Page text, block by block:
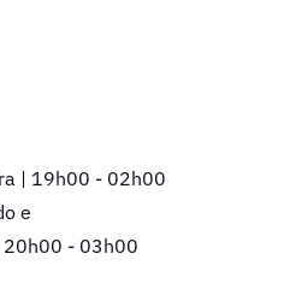
| 19h00 - 02h00
e
20h00 - 03h00